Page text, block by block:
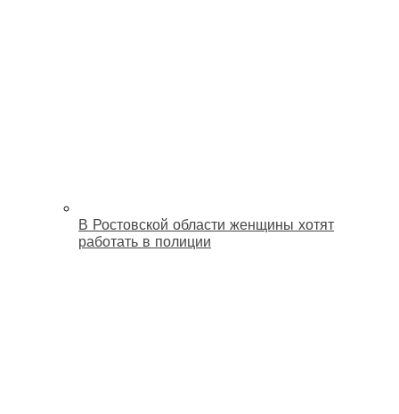
В Ростовской области женщины хотят
работать в полиции